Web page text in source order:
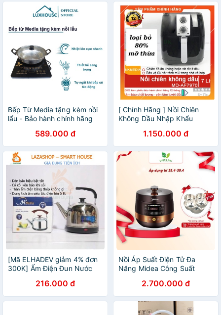
Bếp Từ Media tặng kèm nồi
lẩu - Bảo hành chính hãng
589.000 đ
[ Chính Hãng ] Nồi Chiên
Không Dầu Nhập Khẩu
Loại Bỏ 80% Lượng Mỡ
Thừa-Bảo Hành 12 Tháng
1.150.000 đ
[Mã ELHADEV giảm 4% đơn
300K] Ấm Điện Đun Nước
216.000 đ
Nồi Áp Suất Điện Tử Đa
Năng Midea Công Suất
1 Đổi 1 Trong 30 Ngày
SM00247
2.700.000 đ